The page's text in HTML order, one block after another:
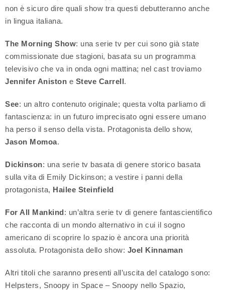
non è sicuro dire quali show tra questi debutteranno anche
in lingua italiana.
The Morning Show: una serie tv per cui sono già state
commissionate due stagioni, basata su un programma
televisivo che va in onda ogni mattina; nel cast troviamo
Jennifer Aniston e Steve Carrell .
See: un altro contenuto originale; questa volta parliamo di
fantascienza: in un futuro imprecisato ogni essere umano
ha perso il senso della vista. Protagonista dello show,
Jason Momoa.
Dickinson: una serie tv basata di genere storico basata
sulla vita di Emily Dickinson; a vestire i panni della
protagonista, Hailee Steinfield
For All Mankind : un’altra serie tv di genere fantascientifico
che racconta di un mondo alternativo in cui il sogno
americano di scoprire lo spazio è ancora una priorità
assoluta. Protagonista dello show: Joel Kinnaman
Altri titoli che saranno presenti all’uscita del catalogo sono:
Helpsters, Snoopy in Space – Snoopy nello Spazio,